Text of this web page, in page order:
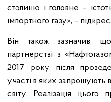
столицю і головне –
імпортного газу», –
Він також зазначив,
партнерстві з
2017 року після
участі в яких запрошують
світу. Реалізація цього